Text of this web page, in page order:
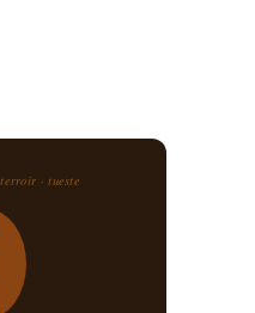
· tueste